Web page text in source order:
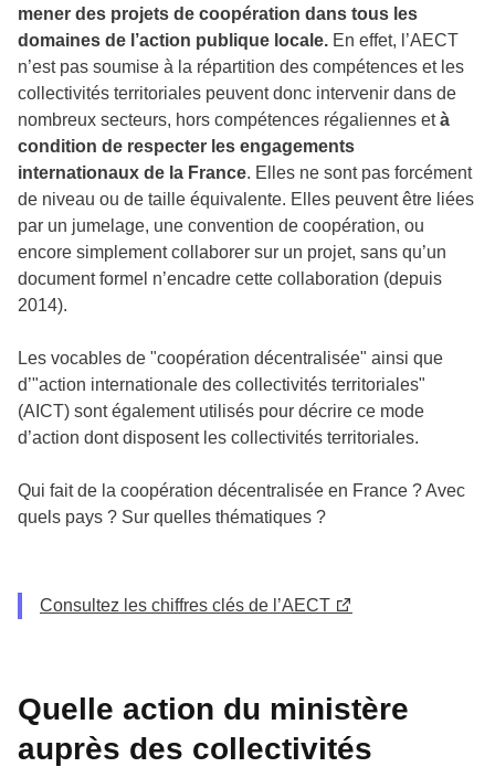
mener des projets de coopération dans tous les
domaines de l’action publique locale. En effet, l’AECT
n’est pas soumise à la répartition des compétences et les
collectivités territoriales peuvent donc intervenir dans de
nombreux secteurs, hors compétences régaliennes età
condition de respecter les engagements
internationaux de la France. Elles ne sont pas forcément
de niveau ou de taille équivalente. Elles peuvent être liées
par un jumelage, une convention de coopération, ou
encore simplement collaborer sur un projet, sans qu’un
document formel n’encadre cette collaboration (depuis
2014).
Les vocables de "coopération décentralisée" ainsi que
d’"action internationale des collectivités territoriales"
(AICT) sont également utilisés pour décrire ce mode
d’action dont disposent les collectivités territoriales.
Qui fait de la coopération décentralisée en France ? Avec
quels pays ? Sur quelles thématiques ?
Consultez les chiffres clés de l’AECT
Quelle action du ministère
auprès des collectivités